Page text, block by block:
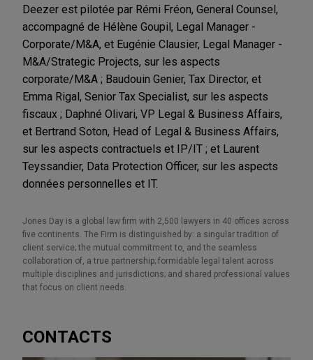
Deezer est pilotée par Rémi Fréon, General Counsel,
accompagné de Hélène Goupil, Legal Manager -
Corporate/M&A, et Eugénie Clausier, Legal Manager -
M&A/Strategic Projects, sur les aspects
corporate/M&A ; Baudouin Genier, Tax Director, et
Emma Rigal, Senior Tax Specialist, sur les aspects
fiscaux ; Daphné Olivari, VP Legal & Business Affairs,
et Bertrand Soton, Head of Legal & Business Affairs,
sur les aspects contractuels et IP/IT ; et Laurent
Teyssandier, Data Protection Officer, sur les aspects
données personnelles et IT.
Jones Day is a global law firm with 2,500 lawyers in 40 offices across
five continents. The Firm is distinguished by: a singular tradition of
client service; the mutual commitment to, and the seamless
collaboration of, a true partnership; formidable legal talent across
multiple disciplines and jurisdictions; and shared professional values
that focus on client needs.
CONTACTS